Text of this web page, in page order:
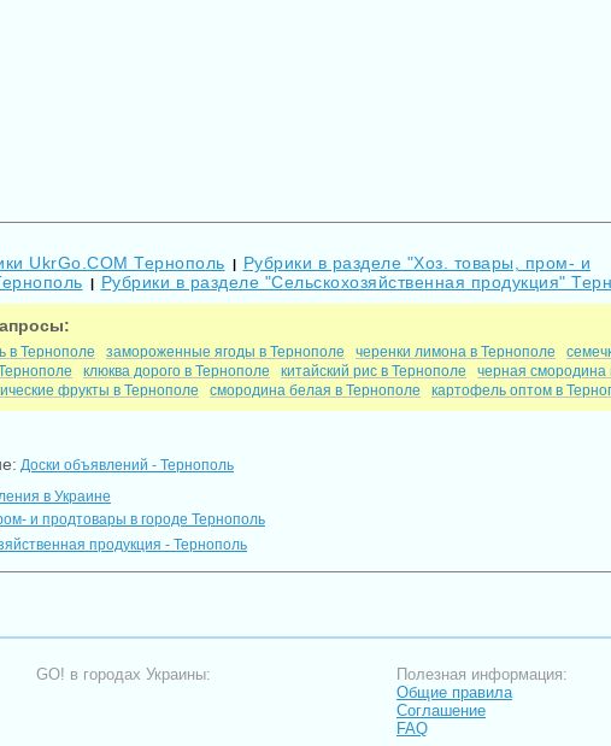
UkrGo.COM Тернополь | Рубрики в разделе "Хоз. товары, пром- и
| Рубрики в разделе "Сельскохозяйственная продукция"
в Тернополе замороженные ягоды в Тернополе черенки лимона в Тернополе
клюква дорого в Тернополе китайский рис в Тернополе
черная смородина
фрукты в Тернополе смородина белая в Тернополе картофель оптом в
Доски объявлений - Тернополь
в Украине
и продтовары в городе Тернополь
продукция - Тернополь
GO! в городах Украины:
Полезная информация:
Общие правила
Соглашение
FAQ